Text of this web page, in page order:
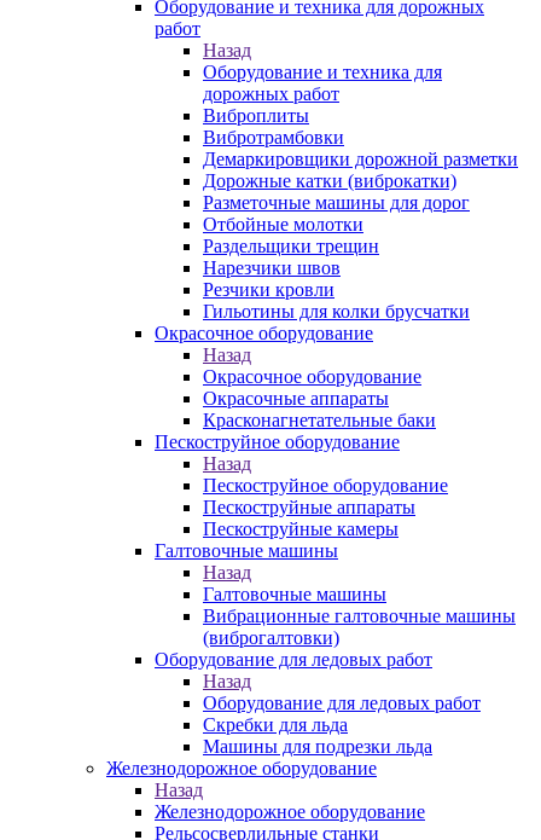
Оборудование и техника для дорожных
работ
Назад
Оборудование и техника для
дорожных работ
Виброплиты
Вибротрамбовки
Демаркировщики дорожной разметки
Дорожные катки (виброкатки)
Разметочные машины для дорог
Отбойные молотки
Раздельщики трещин
Нарезчики швов
Резчики кровли
Гильотины для колки брусчатки
Окрасочное оборудование
Назад
Окрасочное оборудование
Окрасочные аппараты
Красконагнетательные баки
Пескоструйное оборудование
Назад
Пескоструйное оборудование
Пескоструйные аппараты
Пескоструйные камеры
Галтовочные машины
Назад
Галтовочные машины
Вибрационные галтовочные машины
(виброгалтовки)
Оборудование для ледовых работ
Назад
Оборудование для ледовых работ
Скребки для льда
Машины для подрезки льда
Железнодорожное оборудование
Назад
Железнодорожное оборудование
Рельсосверлильные станки